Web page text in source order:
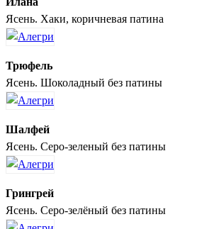
Ясень. Хаки, коричневая патина
Трюфель
Ясень. Шоколадный без патины
Шалфей
Ясень. Серо-зеленый без патины
Грингрей
Ясень. Серо-зелёный без патины